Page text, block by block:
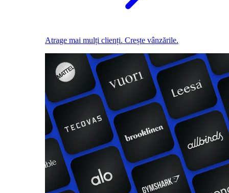
Atrage mai mulți clienți. Crește vânzările.